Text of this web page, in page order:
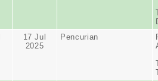
17 Jul
2025
Pencurian